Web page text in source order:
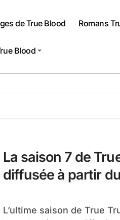
de True Blood Romans
Blood
La saison 7 de
diffusée à partir
L’ultime saison de True True a désormais une